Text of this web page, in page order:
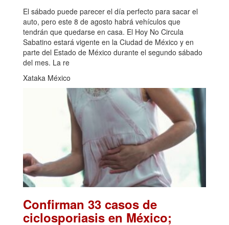
El sábado puede parecer el día perfecto para sacar el
auto, pero este 8 de agosto habrá vehículos que
tendrán que quedarse en casa. El Hoy No Circula
Sabatino estará vigente en la Ciudad de México y en
parte del Estado de México durante el segundo sábado
del mes. La re
Xataka México
Confirman 33 casos de
ciclosporiasis en México;